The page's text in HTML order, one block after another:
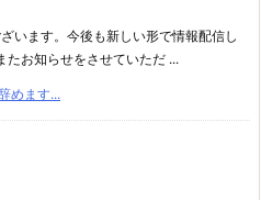
います。今後も新しい形で情報配信し
たお知らせをさせていただ ...
めます...